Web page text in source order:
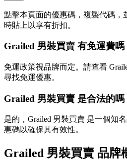
點擊本頁面的優惠碼，複製代碼，
時貼上以享有折扣。
Grailed 男裝買賣 有免運費嗎
免運政策視品牌而定。請查看
尋找免運優惠。
Grailed 男裝買賣 是合法的嗎
是的，Grailed 男裝買賣 是一個知
惠碼以確保其有效性。
Grailed 男裝買賣 品牌